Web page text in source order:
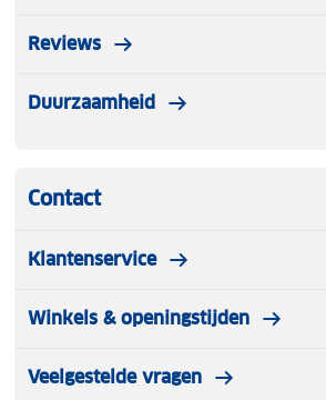
Reviews
Duurzaamheid
Contact
Klantenservice
Winkels & openingstijden
Veelgestelde vragen